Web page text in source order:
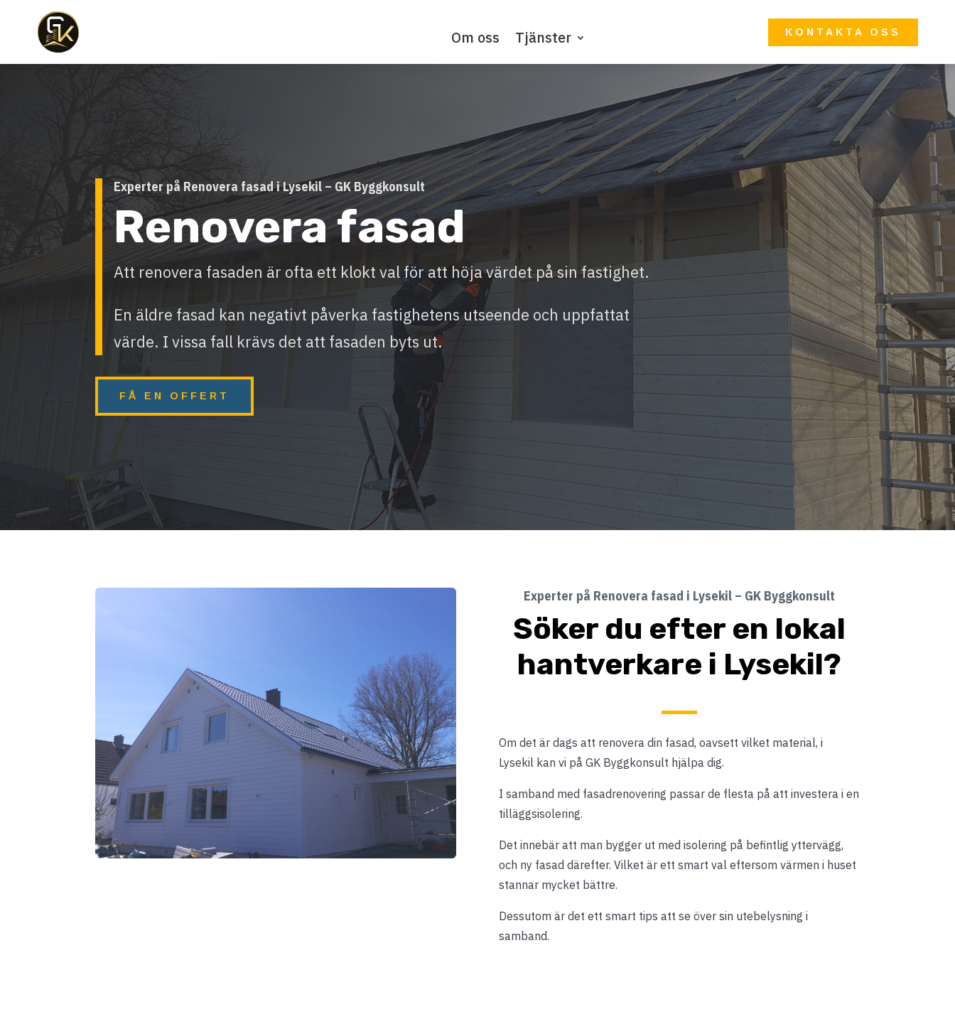
Om oss Tjänster KONTAKTA OSS
Experter på Renovera fasad i Lysekil – GK Byggkonsult
Renovera fasad
Att renovera fasaden är ofta ett klokt val för att höja värdet på sin fastighet.
En äldre fasad kan negativt påverka fastighetens utseende och uppfattat
värde. I vissa fall krävs det att fasaden byts ut.
FÅ EN OFFERT
Experter på Renovera fasad i Lysekil – GK Byggkonsult
Söker du efter en lokal
hantverkare i Lysekil?
Om det är dags att renovera din fasad, oavsett vilket material, i
Lysekil kan vi på GK Byggkonsult hjälpa dig.
I samband med fasadrenovering passar de flesta på att investera i en
tilläggsisolering.
Det innebär att man bygger ut med isolering på befintlig yttervägg,
och ny fasad därefter. Vilket är ett smart val eftersom värmen i huset
stannar mycket bättre.
Dessutom är det ett smart tips att se över sin utebelysning i
samband.